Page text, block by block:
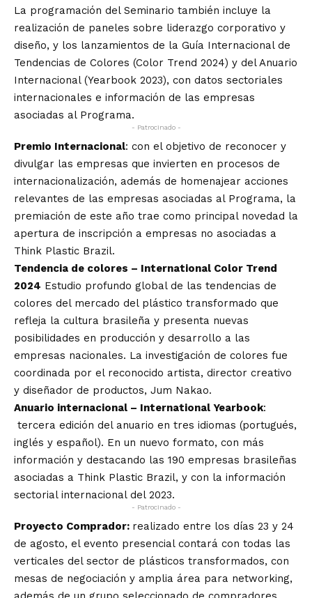
La programación del Seminario también incluye la
realización de paneles sobre liderazgo corporativo y
diseño, y los lanzamientos de la Guía Internacional de
Tendencias de Colores (Color Trend 2024) y del Anuario
Internacional (Yearbook 2023), con datos sectoriales
internacionales e información de las empresas
asociadas al Programa.
- Patrocinado -
Premio Internacional: con el objetivo de reconocer y
divulgar las empresas que invierten en procesos de
internacionalización, además de homenajear acciones
relevantes de las empresas asociadas al Programa, la
premiación de este año trae como principal novedad la
apertura de inscripción a empresas no asociadas a
Think Plastic Brazil.
Tendencia de colores – International Color Trend
2024 Estudio profundo global de las tendencias de
colores del mercado del plástico transformado que
refleja la cultura brasileña y presenta nuevas
posibilidades en producción y desarrollo a las
empresas nacionales. La investigación de colores fue
coordinada por el reconocido artista, director creativo
y diseñador de productos, Jum Nakao.
Anuario internacional – International Yearbook:
tercera edición del anuario en tres idiomas (portugués,
inglés y español). En un nuevo formato, con más
información y destacando las 190 empresas brasileñas
asociadas a Think Plastic Brazil, y con la información
sectorial internacional del 2023.
- Patrocinado -
Proyecto Comprador: realizado entre los días 23 y 24
de agosto, el evento presencial contará con todas las
verticales del sector de plásticos transformados, con
mesas de negociación y amplia área para networking,